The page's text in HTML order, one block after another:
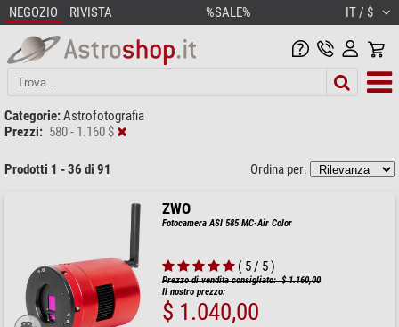
NEGOZIO RIVISTA %SALE% IT / $
Categorie:Astrofotografia
Prezzi: 580 - 1.160 $
Prodotti 1 - 36 di 91 Ordina per:
ZWO
Fotocamera ASI 585 MC-Air Color
( 5 / 5 )
Prezzo di vendita consigliato: $ 1.160,00
Il nostro prezzo:
$ 1.040,00